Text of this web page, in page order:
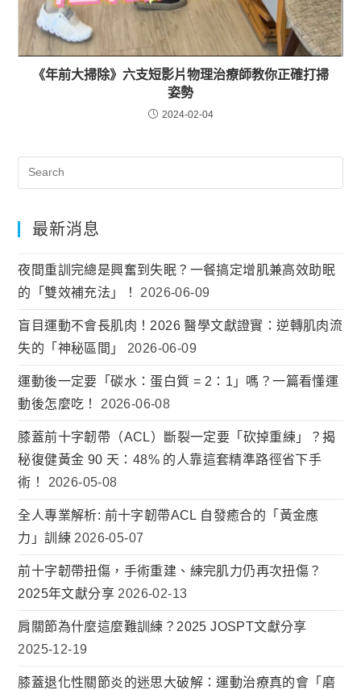
《年前大掃除》六支短影片物理治療師教你正確打掃
姿勢
2024-02-04
最新消息
夜間重訓完總是興奮到失眠？一餐搞定增肌兼高效助眠
的「雙效補充法」！
2026-06-09
盲目運動不會長肌肉！2026 醫學文獻證實：逆轉肌肉流
失的「神秘區間」
2026-06-09
運動後一定要「碳水：蛋白質 = 2：1」嗎？一篇看懂運
動後怎麼吃！
2026-06-08
膝蓋前十字韌帶（ACL）斷裂一定要「砍掉重練」？揭
秘復健黃金 90 天：48% 的人靠這套精準路徑省下手
術！
2026-05-08
全人專業解析: 前十字韌帶ACL 自發癒合的「黃金應
力」訓練 2026-05-07
前十字韌帶扭傷，手術重建、練完肌力仍再次扭傷？
2025年文獻分享 2026-02-13
肩關節為什麼這麼難訓練？2025 JOSPT文獻分享
2025-12-19
膝蓋退化性關節炎的迷思大破解：運動治療真的會「磨